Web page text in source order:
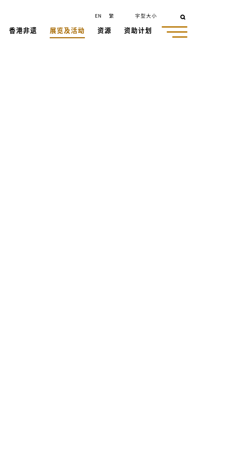
香港非遗 展览及活动 资源 资助计划
EN 繁 字型大小